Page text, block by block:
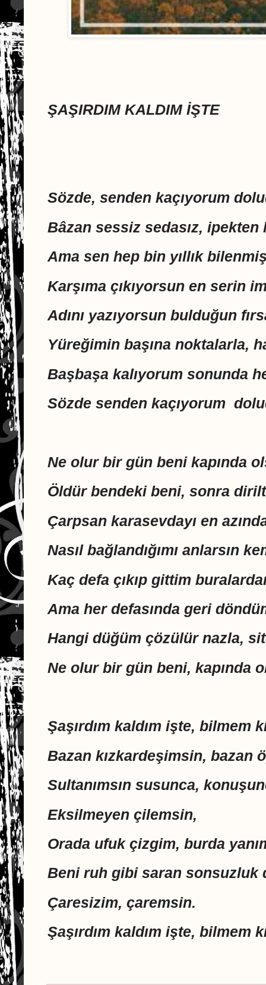
ŞAŞIRDIM KALDIM İŞTE
Sözde, senden kaçıyorum
Bâzan sessiz sedasız, ipekten
Ama sen hep bin yıllık
Karşıma çıkıyorsun en serin
Adını yazıyorsun bulduğun
Yüreğimin başına noktalarla,
Başbaşa kalıyorum sonunda
Sözde senden kaçıyorum
Ne olur bir gün beni kapında
Öldür bendeki beni, sonra
Çarpsan karasevdayı en
Nasıl bağlandığımı anlarsın
Kaç defa çıkıp gittim
Ama her defasında geri
Hangi düğüm çözülür nazla,
Ne olur bir gün beni, kapında
Şaşırdım kaldım işte, bilmem
Bazan kızkardeşimsin, bazan
Sultanımsın susunca,
Eksilmeyen çilemsin,
Orada ufuk çizgim, burda
Beni ruh gibi saran sonsuzluk
Çaresizim, çaremsin.
Şaşırdım kaldım işte, bilmem